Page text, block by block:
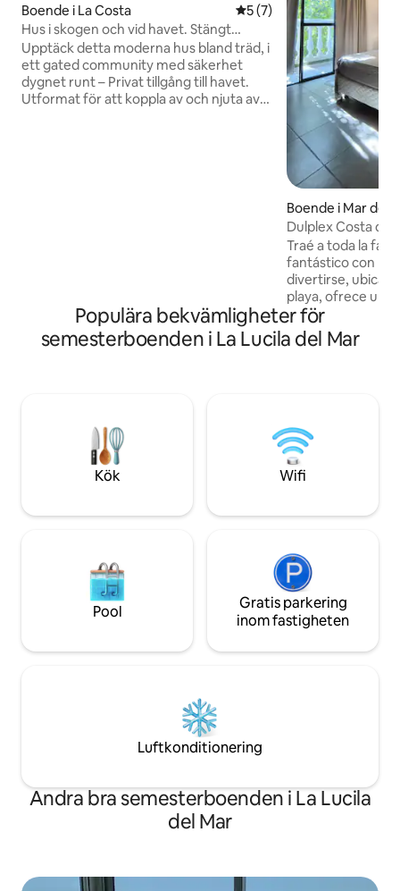
Boende i La Costa 5 av 5 i genomsnittligt
5 (7)
Hus i skogen och vid havet. Stängt
område - Pinamar Norte
Upptäck detta moderna hus bland träd, i
ett gated community med säkerhet
dygnet runt – Privat tillgång till havet.
Utformat för att koppla av och njuta av
Boende i Mar del
Dulplex Costa del
Traé a toda la
fantástico con
divertirse,
playa, ofrece una
tranquilidad y un
para la familia,
amigos. Un
gran variedad
nocturna, ideal
amigos.
Populära bekvämligheter för
semesterboenden i La Lucila del Mar
Kök Wifi
Pool
Gratis parkering
inom fastigheten
Luftkonditionering
Andra bra semesterboenden i La Lucila
del Mar